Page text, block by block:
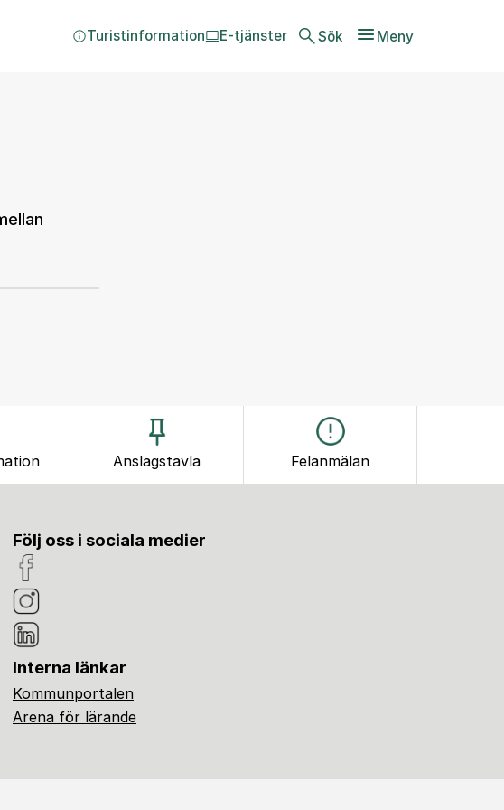
Sök Meny
Turistinformation E-tjänster
Anslagstavla Felanmälan
Följ oss i sociala medier
Interna länkar
Kommunportalen
Arena för lärande